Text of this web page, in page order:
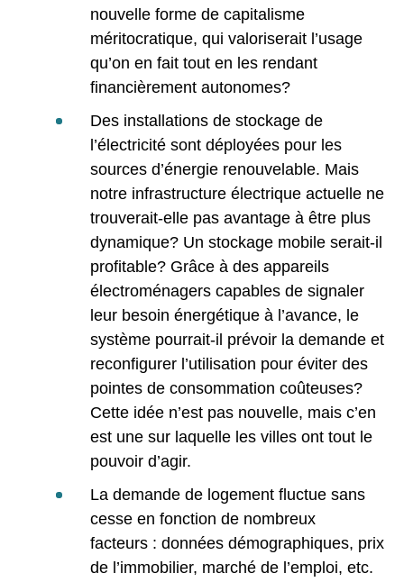
nouvelle forme de capitalisme
méritocratique, qui valoriserait l’usage
qu’on en fait tout en les rendant
financièrement autonomes?
Des installations de stockage de
l’électricité sont déployées pour les
sources d’énergie renouvelable. Mais
notre infrastructure électrique actuelle ne
trouverait-elle pas avantage à être plus
dynamique? Un stockage mobile serait-il
profitable? Grâce à des appareils
électroménagers capables de signaler
leur besoin énergétique à l’avance, le
système pourrait-il prévoir la demande et
reconfigurer l’utilisation pour éviter des
pointes de consommation coûteuses?
Cette idée n’est pas nouvelle, mais c’en
est une sur laquelle les villes ont tout le
pouvoir d’agir.
La demande de logement fluctue sans
cesse en fonction de nombreux
facteurs : données démographiques, prix
de l’immobilier, marché de l’emploi, etc.